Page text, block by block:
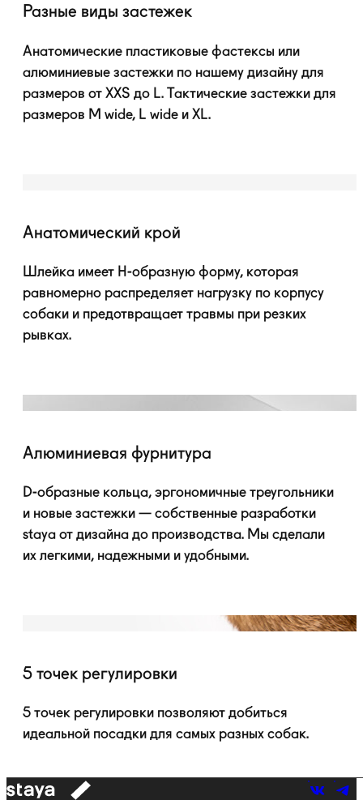
Разные виды застежек
Анатомические пластиковые фастексы или
алюминиевые застежки по нашему дизайну для
размеров от XXS до L. Тактические застежки для
размеров M wide, L wide и XL.
Анатомический крой
Шлейка имеет H-образную форму, которая
равномерно распределяет нагрузку по корпусу
собаки и предотвращает травмы при резких
рывках.
Алюминиевая фурнитура
D-образные кольца, эргономичные треугольники
и новые застежки — собственные разработки
staya от дизайна до производства. Мы сделали
их легкими, надежными и удобными.
5 точек регулировки
5 точек регулировки позволяют добиться
идеальной посадки для самых разных собак.
к